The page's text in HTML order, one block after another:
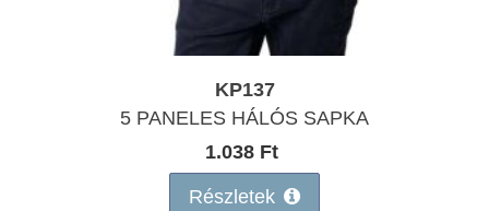
KP137
5 PANELES HÁLÓS SAPKA
1.038 Ft
Részletek